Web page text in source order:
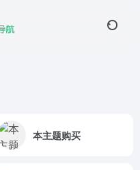
本主题购买